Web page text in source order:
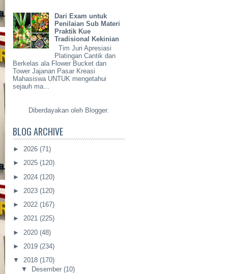
Dari Exam untuk
Penilaian Sub Materi
Praktik Kue
Tradisional Kekinian
Tim Juri Apresiasi
Platingan Cantik dan
Berkelas ala Flower Bucket dan
Tower Jajanan Pasar Kreasi
Mahasiswa UNTUK mengetahui
sejauh ma...
Diberdayakan oleh Blogger.
BLOG ARCHIVE
► 2026 (71)
► 2025 (120)
► 2024 (120)
► 2023 (120)
► 2022 (167)
► 2021 (225)
► 2020 (48)
► 2019 (234)
▼ 2018 (170)
▼
Desember (10)